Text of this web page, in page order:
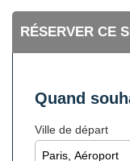
RÉSERVER CE
Quand
Ville de départ